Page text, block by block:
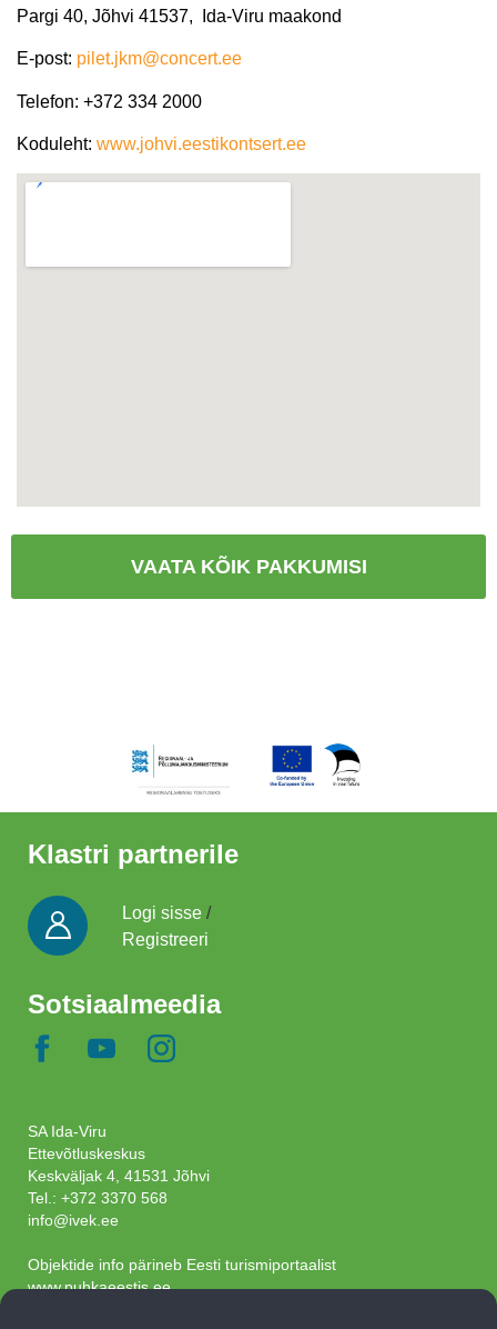
Pargi 40, Jõhvi 41537, Ida-Viru maakond
E-post: pilet.jkm@concert.ee
Telefon: +372 334 2000
Koduleht: www.johvi.eestikontsert.ee
VAATA KÕIK PAKKUMISI
Klastri partnerile
Logi sisse /
Registreeri
Sotsiaalmeedia
SA Ida-Viru
Ettevõtluskeskus
Keskväljak 4, 41531 Jõhvi
Tel.: +372 3370 568
info@ivek.ee
Objektide info pärineb Eesti turismiportaalist
www.puhkaeestis.ee